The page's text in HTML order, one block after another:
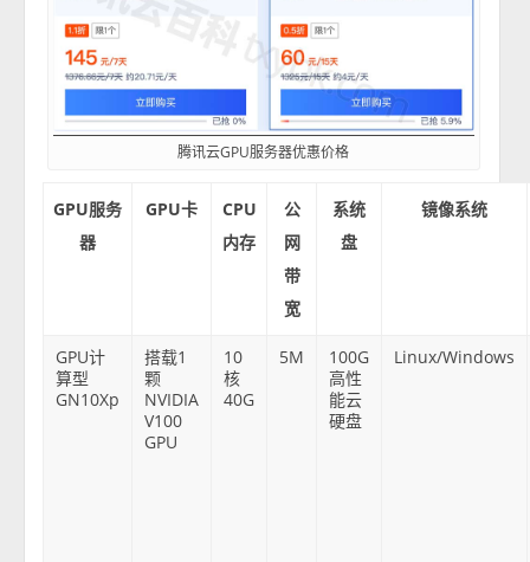
腾讯云GPU服务器优惠价格
GPU服务
器
GPU卡
CPU
内存
公
网
带
宽
系统
盘
镜像系统
GPU计
算型
GN10Xp
搭载1
颗
NVIDIA
V100
GPU
10
核
40G
5M
100G
高性
能云
硬盘
Linux/Windows